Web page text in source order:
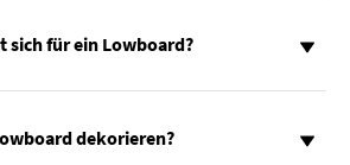
sich für ein Lowboard?
dekorieren?